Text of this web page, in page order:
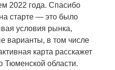
2022 года. Спасибо
старте — это было
условия рынка,
варианты, в том числе
карта расскажет
Тюменской области.